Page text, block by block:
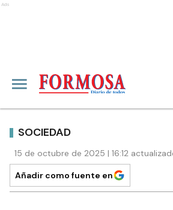
Ads
SOCIEDAD
15 de octubre de 2025 | 16:12
Añadir como fuente en